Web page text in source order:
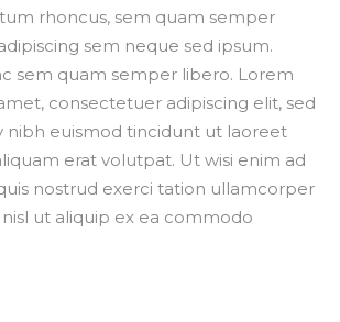
rhoncus, sem quam semper
sem neque sed ipsum.
sem quam semper libero. Lorem
consectetuer adipiscing elit, sed
nibh euismod tincidunt ut laoreet
erat volutpat. Ut wisi enim ad
nostrud exerci tation ullamcorper
ut aliquip ex ea commodo